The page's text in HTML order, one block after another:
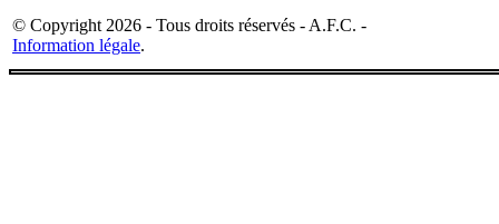
© Copyright 2026 - Tous droits réservés - A.F.C. -
Information légale.